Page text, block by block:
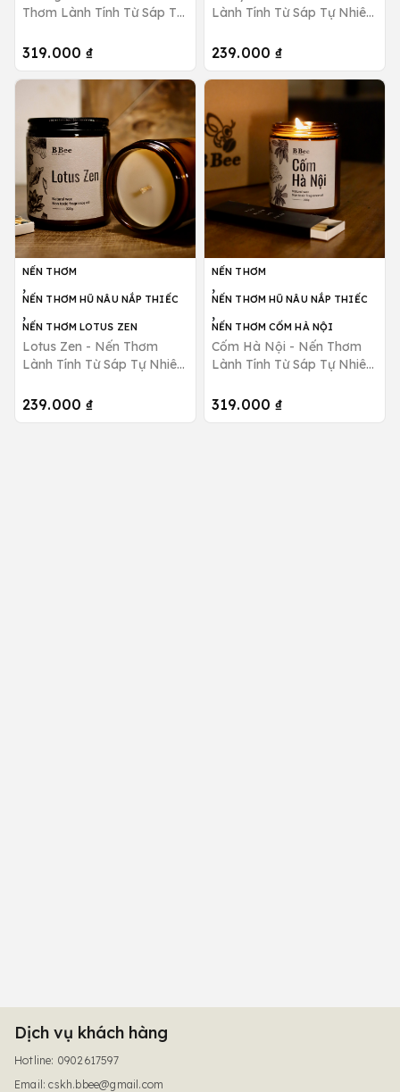
Thơm Lành Tính Từ Sáp Tự
Thư Giãn B Bee Candle
319.000 ₫
Lành Tính Từ Sáp Tự Nhiên
Ngào B Bee Candle
239.000 ₫
NẾN THƠM
,
NẾN THƠM HŨ NÂU NẮP THIẾC
,
NẾN THƠM LOTUS ZEN
Lotus Zen - Nến Thơm
Lành Tính Từ Sáp Tự Nhiên
Bee Candle
239.000 ₫
NẾN THƠM
,
NẾN THƠM HŨ NÂU NẮP THIẾC
,
NẾN THƠM CỐM HÀ NỘI
Cốm Hà Nội - Nến Thơm
Lành Tính Từ Sáp Tự Nhiên
Ngào B Bee Candle
319.000 ₫
Dịch vụ khách hàng
Hotline: 0902617597
Email:cskh.bbee@gmail.com